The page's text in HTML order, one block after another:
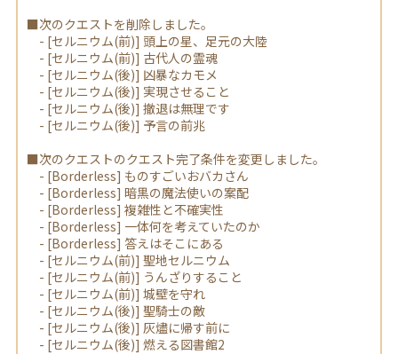
■次のクエストを削除しました。
- [セルニウム(前)] 頭上の星、足元の大陸
- [セルニウム(前)] 古代人の霊魂
- [セルニウム(後)] 凶暴なカモメ
- [セルニウム(後)] 実現させること
- [セルニウム(後)] 撤退は無理です
- [セルニウム(後)] 予言の前兆
■次のクエストのクエスト完了条件を変更しました。
- [Borderless] ものすごいおバカさん
- [Borderless] 暗黒の魔法使いの案配
- [Borderless] 複雑性と不確実性
- [Borderless] 一体何を考えていたのか
- [Borderless] 答えはそこにある
- [セルニウム(前)] 聖地セルニウム
- [セルニウム(前)] うんざりすること
- [セルニウム(前)] 城壁を守れ
- [セルニウム(後)] 聖騎士の敵
- [セルニウム(後)] 灰燼に帰す前に
- [セルニウム(後)] 燃える図書館2